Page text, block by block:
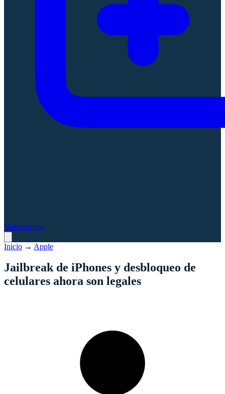
Videojuegos
Inicio → Apple
Jailbreak de iPhones y desbloqueo de
celulares ahora son legales